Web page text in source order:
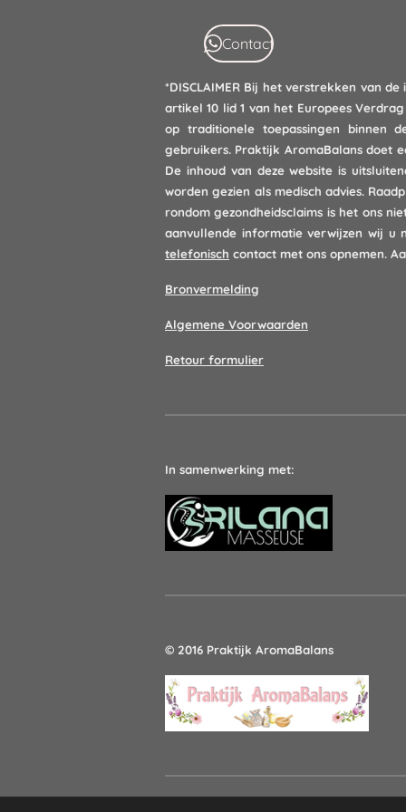
Contact
*DISCLAIMER Bij het verstrekken van de
artikel 10 lid 1 van het Europees
op traditionele toepassingen binnen
gebruikers. Praktijk AromaBalans doet
De inhoud van deze website is
worden gezien als medisch advies.
rondom gezondheidsclaims is het ons
aanvullende informatie verwijzen wij u
telefonisch contact met ons opnemen.
Bronvermelding
Algemene Voorwaarden
Retour formulier
In samenwerking met:
© 2016 Praktijk AromaBalans